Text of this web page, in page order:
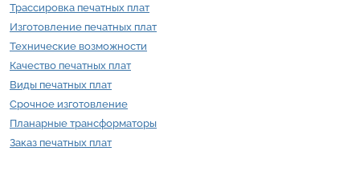
Трассировка печатных плат
Изготовление печатных плат
Технические возможности
Качество печатных плат
Виды печатных плат
Срочное изготовление
Планарные трансформаторы
Заказ печатных плат